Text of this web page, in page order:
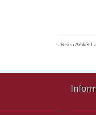
Diesen Artikel